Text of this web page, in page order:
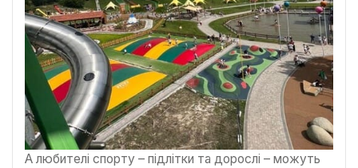
А любителі спорту – підлітки та дорослі – можуть